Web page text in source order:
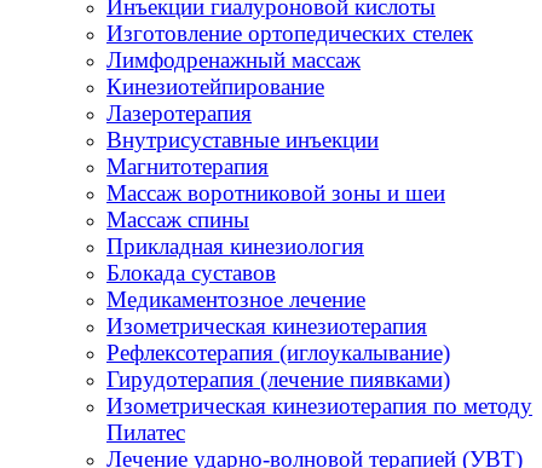
Инъекции гиалуроновой кислоты
Изготовление ортопедических стелек
Лимфодренажный массаж
Кинезиотейпирование
Лазеротерапия
Внутрисуставные инъекции
Магнитотерапия
Массаж воротниковой зоны и шеи
Массаж спины
Прикладная кинезиология
Блокада суставов
Медикаментозное лечение
Изометрическая кинезиотерапия
Рефлексотерапия (иглоукалывание)
Гирудотерапия (лечение пиявками)
Изометрическая кинезиотерапия по методу
Пилатес
Лечение ударно-волновой терапией (УВТ)